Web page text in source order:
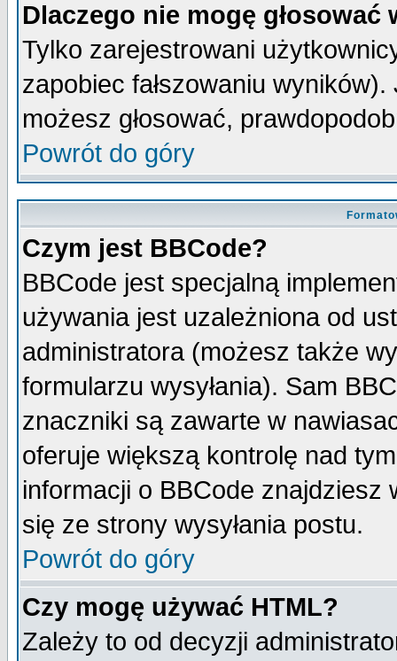
Dlaczego nie mogę głosować
Tylko zarejestrowani
zapobiec fałszowaniu
możesz głosować,
Powrót do góry
Czym jest BBCode?
BBCode jest specjalną
używania jest uzależniona od
administratora (możesz także
formularzu wysyłania). Sam
znaczniki są zawarte w
oferuje większą kontrolę nad
informacji o BBCode
się ze strony wysyłania postu.
Powrót do góry
Czy mogę używać HTML?
Zależy to od decyzji